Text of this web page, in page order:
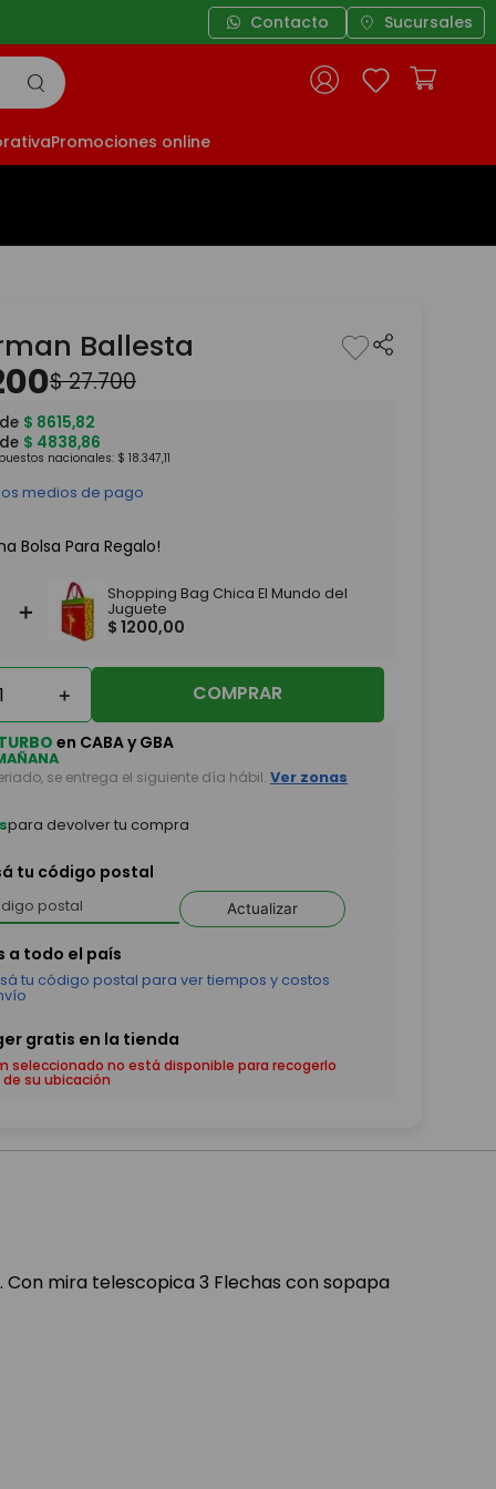
Contacto Sucursales
Promociones online
Ballesta
$27.700
$ 8615,82
$ 4838,86
nacionales: $ 18.347,11
medios de pago
Bolsa Para Regalo!
＋
Shopping Bag Chica El Mundo del
Juguete
$ 1200,00
＋ COMPRAR
en CABA y GBA
se entrega el siguiente día hábil. Ver zonas
para devolver tu compra
tu código postal
Actualizar
seleccionado no está disponible para recogerlo
de su ubicación
mira telescopica 3 Flechas con sopapa